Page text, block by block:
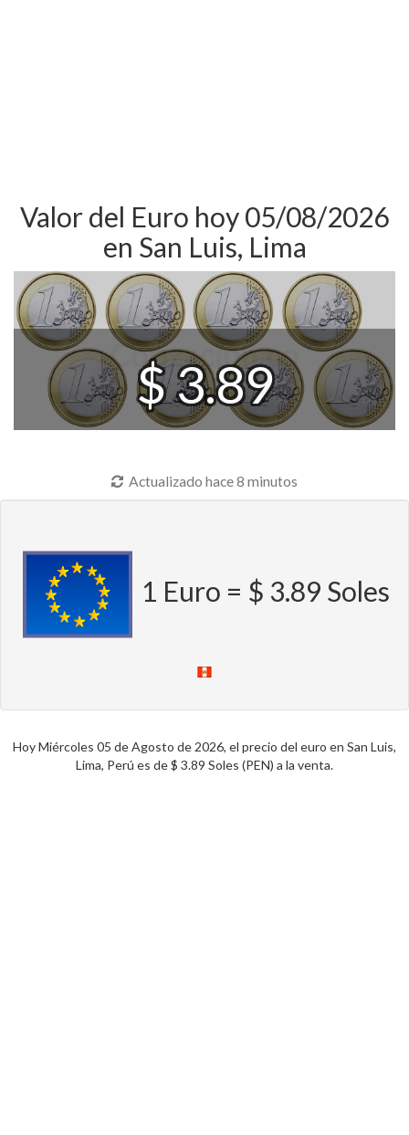
Valor del Euro hoy 05/08/2026
en San Luis, Lima
$ 3.89
Actualizado hace 8 minutos
1 Euro = $ 3.89 Soles
Hoy Miércoles 05 de Agosto de 2026, el precio del euro en San Luis,
Lima, Perú es de $ 3.89 Soles (PEN) a la venta.